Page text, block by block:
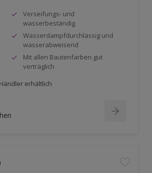
Verseifungs- und
wasserbeständig
Wasserdampfdurchlässig und
wasserabweisend
Mit allen Bautenfarben gut
verträglich
erhältlich